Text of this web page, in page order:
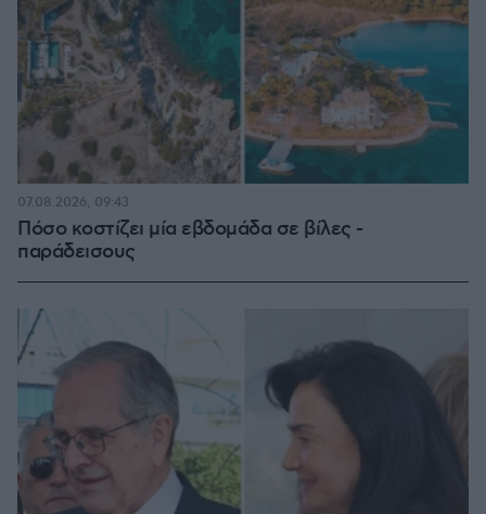
Πόσο κοστίζει μία εβδομάδα σε βίλες -
παράδεισους
07.08.2026, 09:43